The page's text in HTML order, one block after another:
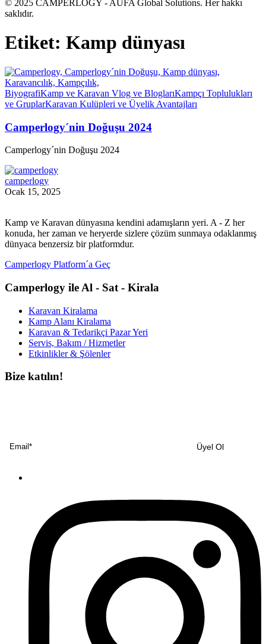
© 2025 CAMPERLOGY - AUFA Global Solutions. Her hakkı
saklıdır.
Etiket: Kamp dünyası
BiyografiKamp ve Karavan Vlog ve BloglarıKampçı Toplulukları
ve GruplarKaravan Kulüpleri ve Üyelik Avantajları
Camperlogy´nin Doğuşu 2024
Camperlogy´nin Doğuşu 2024
camperlogy
Ocak 15, 2025
Kamp ve Karavan dünyasına kendini adamışların yeri. A - Z her
konuda, her zaman ve heryerde sizlere çözüm sunmaya odaklanmış
dünyaca benzersiz bir platformdur.
Camperlogy Platform´a Geç
Camperlogy ile Al - Sat - Kirala
Karavan Kiralama
Kamp Alanı Kiralama
Karavan & Tedarikçi Pazar Yeri
Servis, Bakım / Hizmetler
Etkinlikler & Şölenler
Bize katılın!